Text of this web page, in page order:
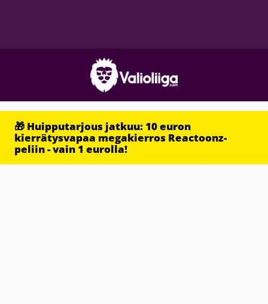
🎁 Huipputarjous jatkuu: 10 euron
kierrätysvapaa megakierros Reactoonz-
peliin - vain 1 eurolla!